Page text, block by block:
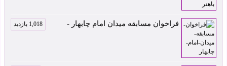
فراخوان مسابقه میدان امام چابهار - 1,018 بازدید